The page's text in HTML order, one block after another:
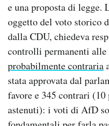
e una proposta di legge.
oggetto del voto storico
dalla CDU, chiedeva
controlli permanenti
probabilmente contraria
stata approvata dal
favore e 345 contrari
astenuti): i voti di AfD